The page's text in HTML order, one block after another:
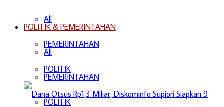
All
PEMERINTAHAN
POLITIK
POLITIK & PEMERINTAHAN
All
PEMERINTAHAN
POLITIK